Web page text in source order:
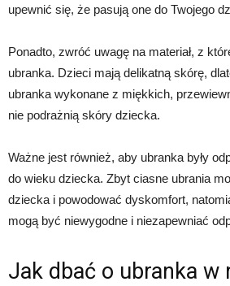
upewnić się, że pasują one do Twojego
Ponadto, zwróć uwagę na materiał, z
ubranka. Dzieci mają delikatną skórę,
ubranka wykonane z miękkich,
nie podrażnią skóry dziecka.
Ważne jest również, aby ubranka były
do wieku dziecka. Zbyt ciasne ubrania
dziecka i powodować dyskomfort,
mogą być niewygodne i niezapewniać
Jak dbać o ubranka w